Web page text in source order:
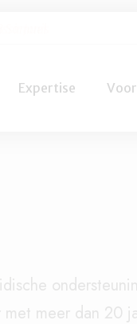
meer dan 20
Expertise